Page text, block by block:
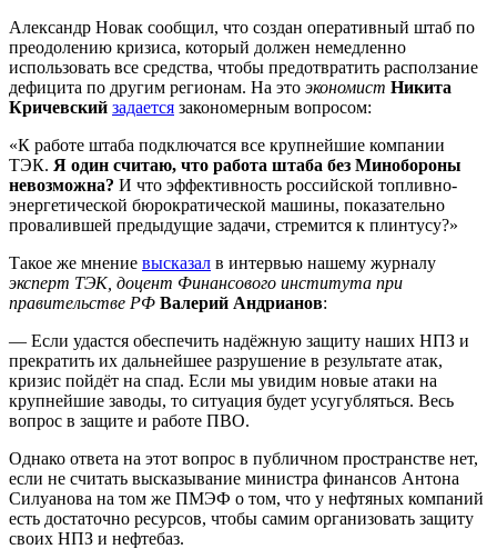
Александр Новак сообщил, что создан оперативный штаб по
преодолению кризиса, который должен немедленно
использовать все средства, чтобы предотвратить расползание
дефицита по другим регионам. На это экономист Никита
Кричевский задается закономерным вопросом:
«К работе штаба подключатся все крупнейшие компании
ТЭК. Я один считаю, что работа штаба без Минобороны
невозможна? И что эффективность российской топливно-
энергетической бюрократической машины, показательно
провалившей предыдущие задачи, стремится к плинтусу?»
Такое же мнение высказал в интервью нашему журналу
эксперт ТЭК, доцент Финансового института при
правительстве РФ Валерий Андрианов:
— Если удастся обеспечить надёжную защиту наших НПЗ и
прекратить их дальнейшее разрушение в результате атак,
кризис пойдёт на спад. Если мы увидим новые атаки на
крупнейшие заводы, то ситуация будет усугубляться. Весь
вопрос в защите и работе ПВО.
Однако ответа на этот вопрос в публичном пространстве нет,
если не считать высказывание министра финансов Антона
Силуанова на том же ПМЭФ о том, что у нефтяных компаний
есть достаточно ресурсов, чтобы самим организовать защиту
своих НПЗ и нефтебаз.